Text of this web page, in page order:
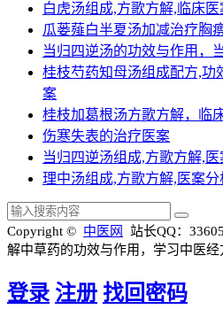
白虎汤组成,方歌方解,临床医
瓜蒌薤白半夏汤加减治疗胸
当归四逆汤的功效与作用，
桂枝芍药知母汤组成配方,功
案
桂枝加葛根汤方歌方解，临
伤寒失表的治疗医案
当归四逆汤组成,方歌方解,
理中汤组成,方歌方解,医案分
Copyright © 中医网 站长QQ：
解中草药的功效与作用，学习中医经
登录 注册 找回密码